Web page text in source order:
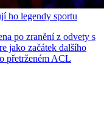
ho legendy sportu
po zranění z odvety s
jako začátek dalšího
přetrženém ACL